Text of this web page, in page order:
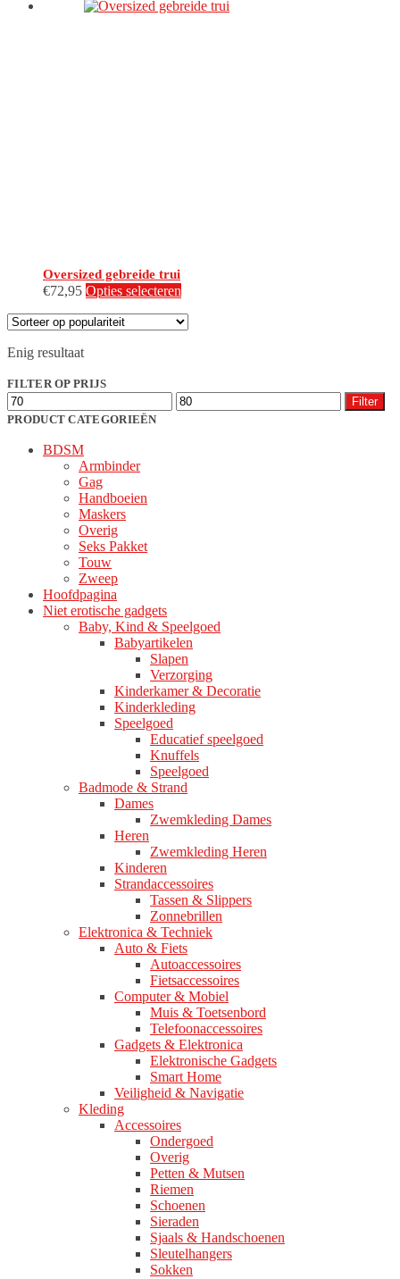
Oversized gebreide trui
€72,95 Opties selecteren
heeft
kan
Enig resultaat
FILTER OP PRIJS
Min.
prijs
Max.
prijs
Filter
PRODUCT CATEGORIEËN
BDSM
Armbinder
Gag
Handboeien
Maskers
Overig
Seks Pakket
Touw
Zweep
Hoofdpagina
Niet erotische gadgets
Baby, Kind & Speelgoed
Babyartikelen
Slapen
Verzorging
Kinderkamer & Decoratie
Kinderkleding
Speelgoed
Educatief speelgoed
Knuffels
Speelgoed
Badmode & Strand
Dames
Zwemkleding Dames
Heren
Zwemkleding Heren
Kinderen
Strandaccessoires
Tassen & Slippers
Zonnebrillen
Elektronica & Techniek
Auto & Fiets
Autoaccessoires
Fietsaccessoires
Computer & Mobiel
Muis & Toetsenbord
Telefoonaccessoires
Gadgets & Elektronica
Elektronische Gadgets
Smart Home
Veiligheid & Navigatie
Kleding
Accessoires
Ondergoed
Overig
Petten & Mutsen
Riemen
Schoenen
Sieraden
Sjaals & Handschoenen
Sleutelhangers
Sokken